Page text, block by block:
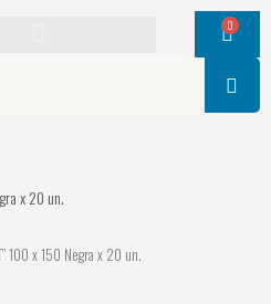
0
Cart
100 x 150 Negra x 20 un.